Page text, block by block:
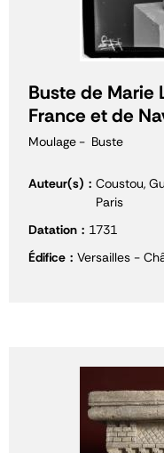
Buste de Marie
France et de
Moulage Buste
Auteur(s)
Coustou,
Paris
Datation
1731
Édifice
Versailles -